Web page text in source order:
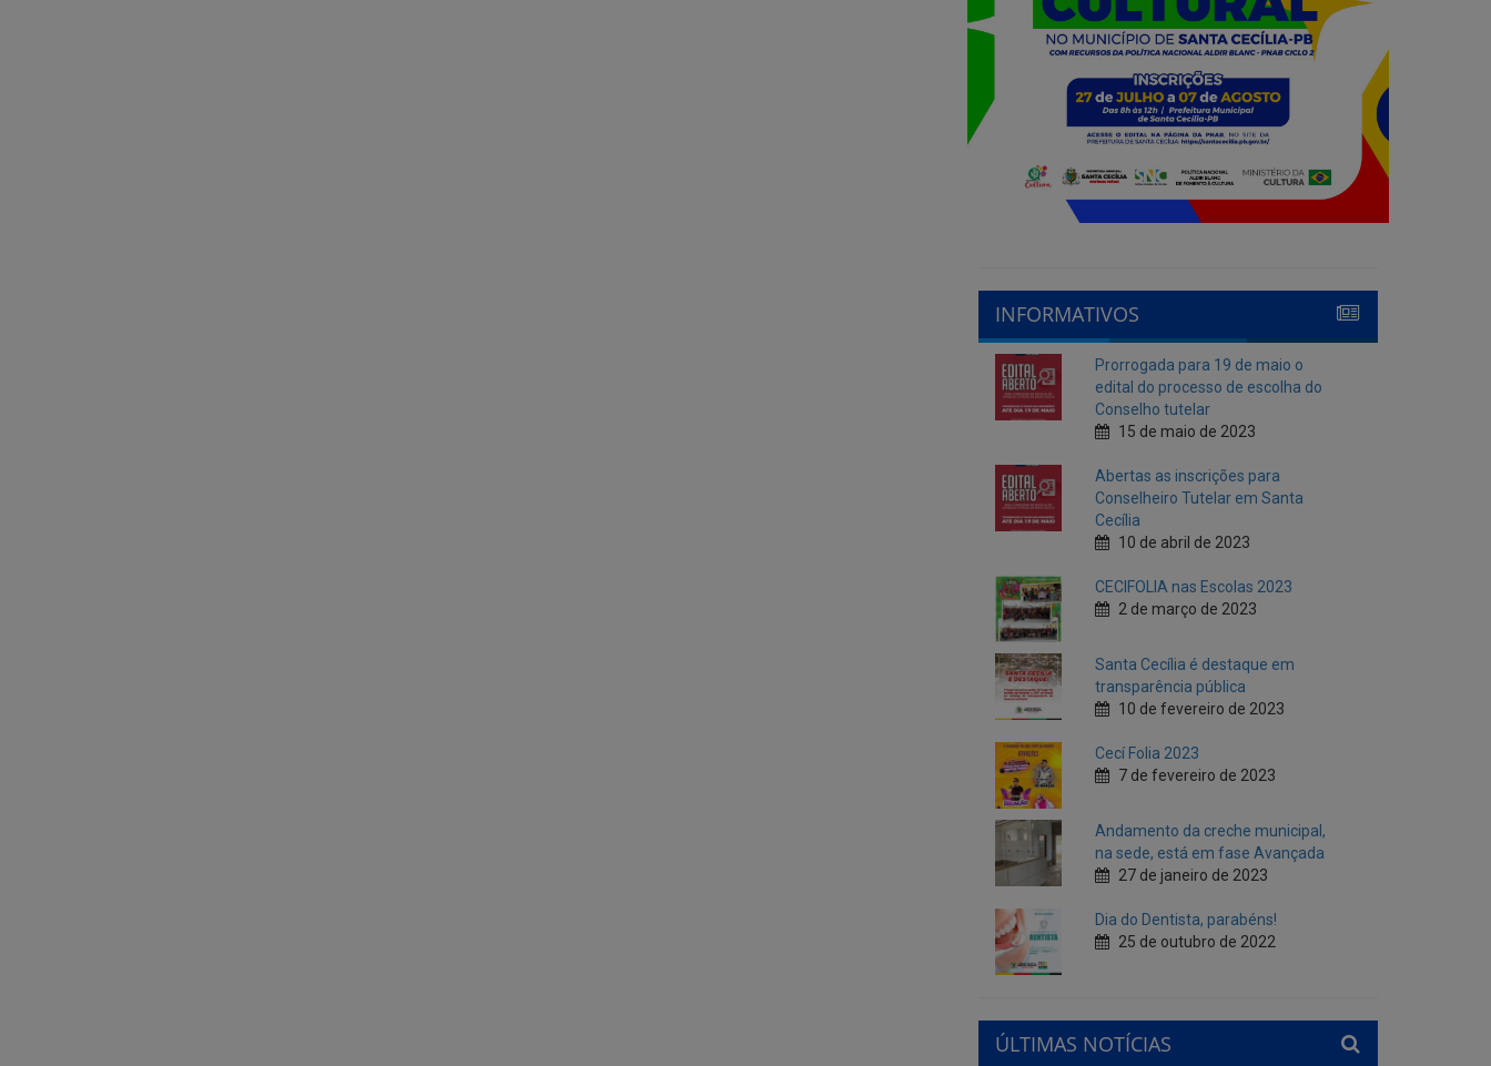
INFORMATIVOS
Conselho tutelar
15 de maio de 2023
Abertas as inscrições para
Conselheiro Tutelar em Santa
Cecília
CECIFOLIA nas Escolas 2023
2 de março de 2023
Santa Cecília é destaque em
transparência pública
10 de fevereiro de 2023
Cecí Folia 2023
7 de fevereiro de 2023
Andamento da creche municipal,
na sede, está em fase Avançada
Dia do Dentista, parabéns!
25 de outubro de 2022
ÚLTIMAS NOTÍCIAS
CULTURA DE SANTA CECÍLIA!